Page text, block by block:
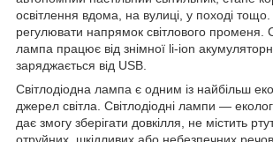
освітлення вдома, на вулиці, у поході
регулювати напрямок світлового променя.
лампа працює від знімної li-ion
заряджається від USB.
Світлодіодна лампа є одним із найбільш
джерел світла. Світлодіодні лампи —
дає змогу зберігати довкілля, не містить
отруйних, шкідливих або небезпечних